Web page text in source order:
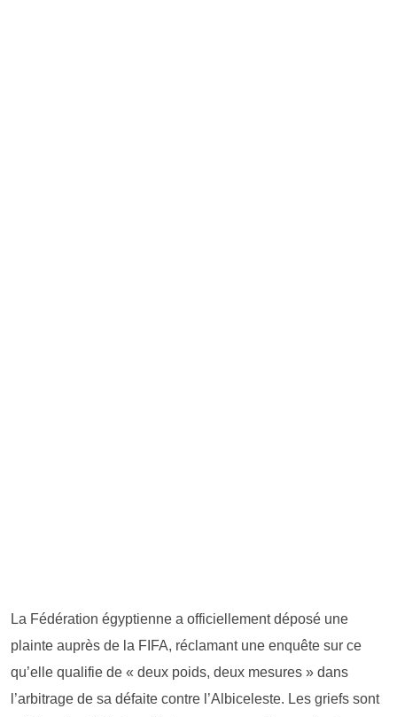
La Fédération égyptienne a officiellement déposé une
plainte auprès de la FIFA, réclamant une enquête sur ce
qu’elle qualifie de « deux poids, deux mesures » dans
l’arbitrage de sa défaite contre l’Albiceleste. Les griefs sont